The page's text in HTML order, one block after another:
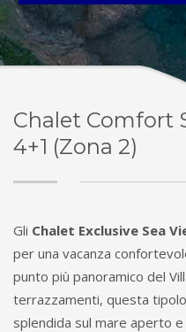
Chalet Comfort
4+1 (Zona 2)
Gli Chalet Exclusive Sea
per una vacanza
punto più panoramico del
terrazzamenti, questa
splendida sul mare aperto